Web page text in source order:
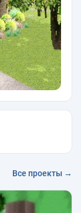
Все проекты →